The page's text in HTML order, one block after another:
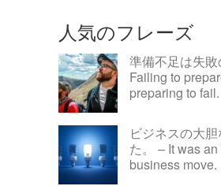
人気のフレーズ
準備不足は失
Failing to
preparing to fail.
ビジネスの大
た。 – It was
business move.